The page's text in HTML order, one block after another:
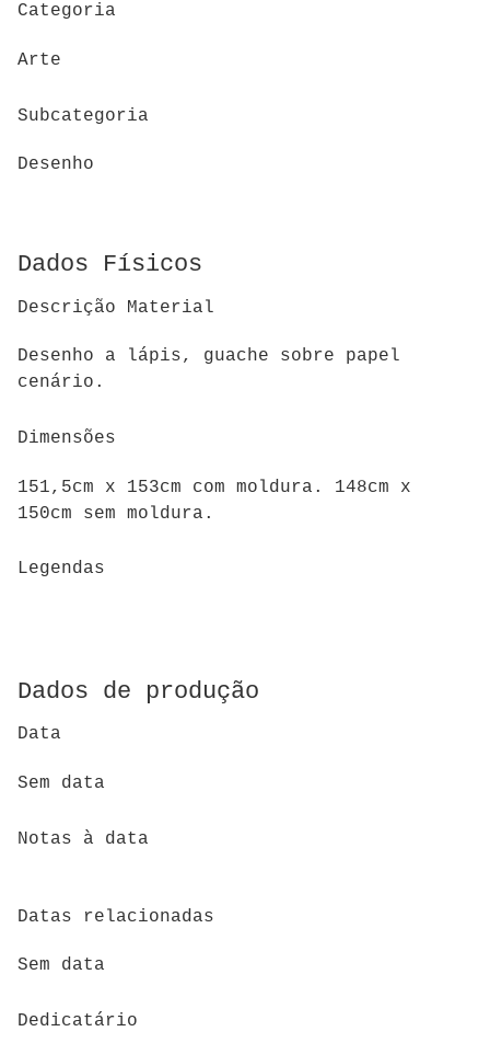
Categoria
Arte
Subcategoria
Desenho
Dados Físicos
Descrição Material
Desenho a lápis, guache sobre papel
cenário.
Dimensões
151,5cm x 153cm com moldura. 148cm x
150cm sem moldura.
Legendas
Dados de produção
Data
Sem data
Notas à data
Datas relacionadas
Sem data
Dedicatário